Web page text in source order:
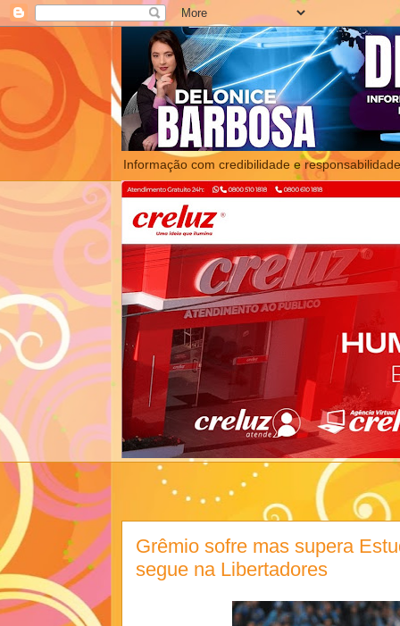
Informação com credibilidade e
Grêmio sofre mas supera
segue na Libertadores